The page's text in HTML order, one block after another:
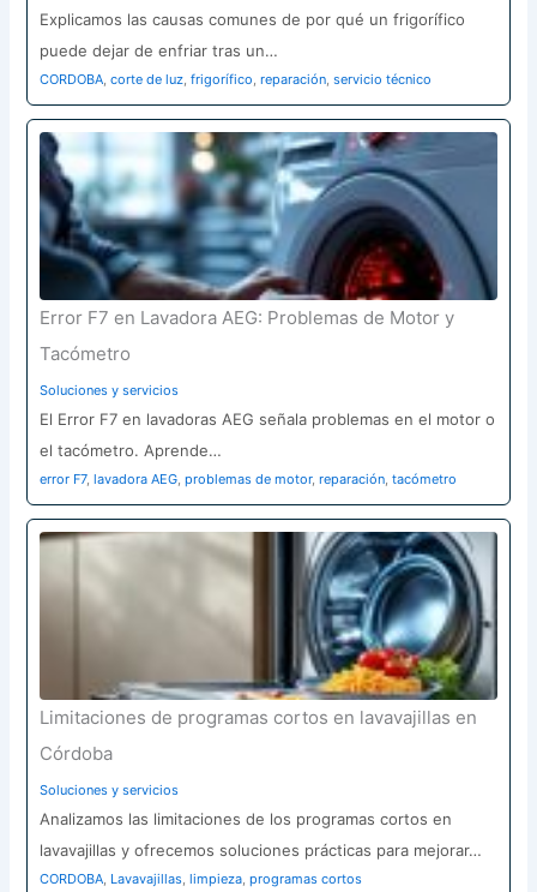
Explicamos las causas comunes de por qué un frigorífico
puede dejar de enfriar tras un…
CORDOBA,corte de luz,frigorífico,reparación,servicio técnico
Error F7 en Lavadora AEG: Problemas de Motor y
Tacómetro
Soluciones y servicios
El Error F7 en lavadoras AEG señala problemas en el motor o
el tacómetro. Aprende…
error F7,lavadora AEG,problemas de motor,reparación,tacómetro
Limitaciones de programas cortos en lavavajillas en
Córdoba
Soluciones y servicios
Analizamos las limitaciones de los programas cortos en
lavavajillas y ofrecemos soluciones prácticas para mejorar…
CORDOBA Lavavajillas ,limpieza ,programas cortos